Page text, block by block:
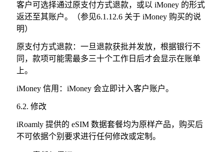
客户可选择通过原支付方式退款，或以 iMoney 的形式
返还至其账户。（参见6.1.12.6 关于 iMoney 购买的说
明）
原支付方式退款：一旦退款获批并发放，根据银行不
同，款项可能需最多三十个工作日后才会显示在账单
上。
iMoney 信用：iMoney 会立即计入客户账户。
6.2. 修改
iRoamly 提供的 eSIM 数据套餐均为原样产品，购买后
不可依据个别要求进行任何修改或定制。